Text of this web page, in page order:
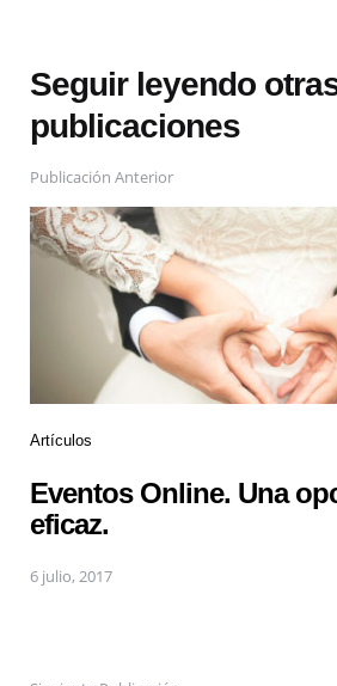
Seguir leyendo
publicaciones
Publicación Anterior
Artículos
Eventos Online. Una
eficaz.
6 julio, 2017